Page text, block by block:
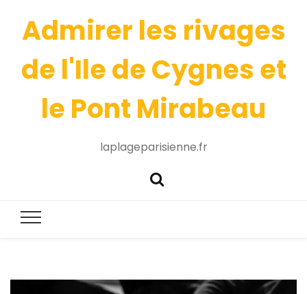
Admirer les rivages
de l'Ile de Cygnes et
le Pont Mirabeau
laplageparisienne.fr